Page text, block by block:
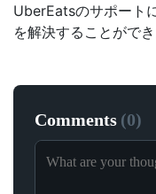
UberEatsのサポート
を解決することができ
Comments (0)